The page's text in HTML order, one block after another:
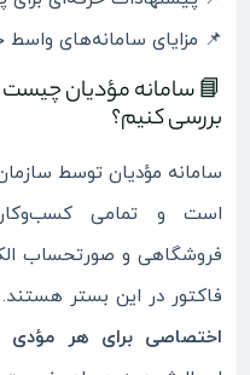
📌 مزایای سامانه‌های
📘 سامانه مؤدیان چیست
بررسی کنیم؟
سامانه مؤدیان توسط
است و تمامی
فروشگاهی و صورتحساب
فاکتور در این بستر
اختصاصی برای هر مؤدی